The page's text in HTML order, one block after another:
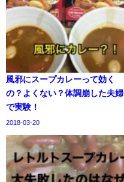
風邪にスープカレーって効く
の？よくない？体調崩した夫婦
で実験！
2018-03-20